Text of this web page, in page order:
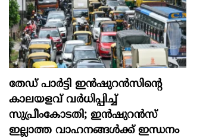
തേഡ് പാർട്ടി ഇൻഷുറൻസിന്റെ
കാലയളവ് വർധിപ്പിച്ച്
സുപ്രീംകോടതി; ഇൻഷുറൻസ്
ഇല്ലാത്ത വാഹനങ്ങൾക്ക് ഇന്ധനം